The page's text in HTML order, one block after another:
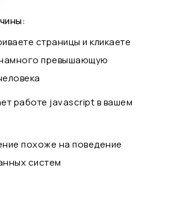
страницы и кликаете
превышающую
работе javascript в вашем
похоже на поведение
систем